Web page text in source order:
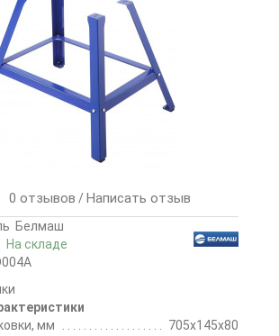
0 отзывов /Написать отзыв
Белмаш
На складе
мм
705х145х80